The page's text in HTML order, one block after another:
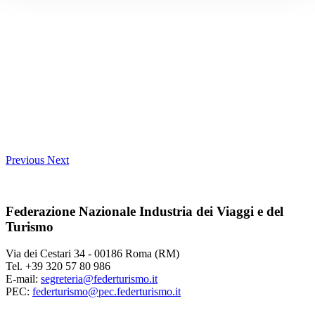
Previous Next
Federazione Nazionale Industria dei Viaggi e del
Turismo
Via dei Cestari 34 - 00186 Roma (RM)
Tel. +39 320 57 80 986
E-mail: segreteria@federturismo.it
PEC: federturismo@pec.federturismo.it